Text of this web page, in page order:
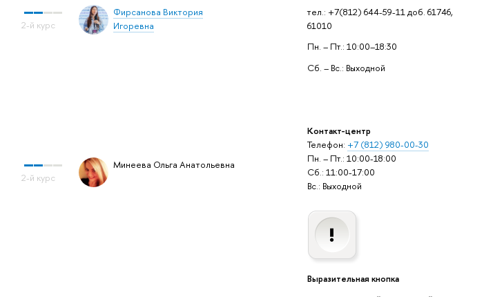
тел.: +7(812) 644-59-11 доб. 61746,
61010
Пн. – Пт.: 10:00–18:30
Сб. – Вс.: Выходной
Контакт-центр
Телефон: +7 (812) 980-00-30
Пн. – Пт.: 10:00-18:00
Сб.: 11:00-17:00
Вс.: Выходной
Выразительная кнопка
Фирсанова Виктория
Игоревна
Минеева Ольга Анатольевна